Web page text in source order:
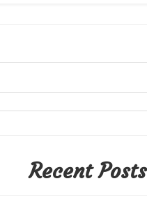
Recent Posts